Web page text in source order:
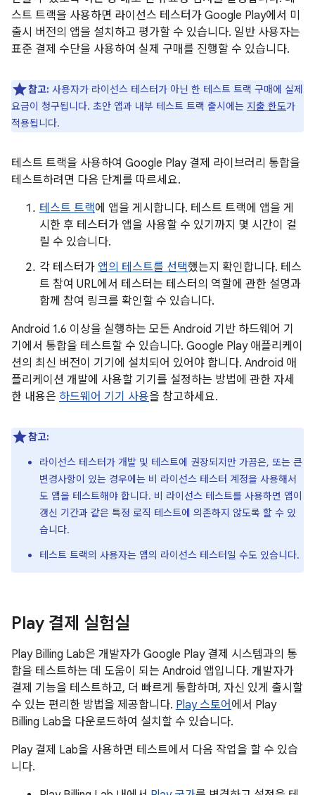
스트 트랙을 사용하면 라이선스 테스터가 Google Play에서 미
출시 버전의 앱을 설치하고 평가할 수 있습니다. 일반 사용자는
표준 결제 수단을 사용하여 실제 구매를 진행할 수 있습니다.
참고: 사용자가 라이선스 테스터가 아닌 한 테스트 트랙 구매에 실제
요금이 청구됩니다. 초안 앱과 내부 테스트 트랙 출시에는 지출 한도가
적용됩니다.
테스트 트랙을 사용하여 Google Play 결제 라이브러리 통합을
테스트하려면 다음 단계를 따르세요.
테스트 트랙에 앱을 게시합니다. 테스트 트랙에 앱을 게
시한 후 테스터가 앱을 사용할 수 있기까지 몇 시간이 걸
릴 수 있습니다.
각 테스터가 앱의 테스트를 선택했는지 확인합니다. 테스
트 참여 URL에서 테스터는 테스터의 역할에 관한 설명과
함께 참여 링크를 확인할 수 있습니다.
Android 1.6 이상을 실행하는 모든 Android 기반 하드웨어 기
기에서 통합을 테스트할 수 있습니다. Google Play 애플리케이
션의 최신 버전이 기기에 설치되어 있어야 합니다. Android 애
플리케이션 개발에 사용할 기기를 설정하는 방법에 관한 자세
한 내용은 하드웨어 기기 사용을 참고하세요.
참고:
라이선스 테스터가 개발 및 테스트에 권장되지만 가끔은, 또는 큰
변경사항이 있는 경우에는 비 라이선스 테스터 계정을 사용해서
도 앱을 테스트해야 합니다. 비 라이선스 테스트를 사용하면 앱이
갱신 기간과 같은 특정 로직 테스트에 의존하지 않도록 할 수 있
습니다.
테스트 트랙의 사용자는 앱의 라이선스 테스터일 수도 있습니다.
Play 결제 실험실
Play Billing Lab은 개발자가 Google Play 결제 시스템과의 통
합을 테스트하는 데 도움이 되는 Android 앱입니다. 개발자가
결제 기능을 테스트하고, 더 빠르게 통합하며, 자신 있게 출시할
수 있는 편리한 방법을 제공합니다. Play 스토어 에서 Play
Billing Lab을 다운로드하여 설치할 수 있습니다.
Play 결제 Lab을 사용하면 테스트에서 다음 작업을 할 수 있습
니다.